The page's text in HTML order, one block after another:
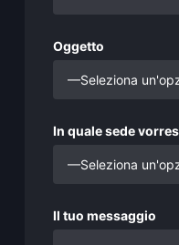
Oggetto
In quale sede
Il tuo messaggio